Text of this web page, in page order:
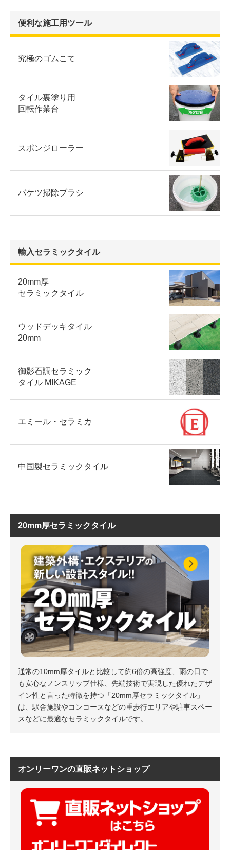
便利な施工用ツール
究極のゴムこて
タイル裏塗り用
回転作業台
スポンジローラー
バケツ掃除ブラシ
輸入セラミックタイル
20mm厚
セラミックタイル
ウッドデッキタイル
20mm
御影石調セラミック
タイル MIKAGE
エミール・セラミカ
中国製セラミックタイル
20mm厚セラミックタイル
通常の10mm厚タイルと比較して約6倍の高強度、雨の日で
も安心なノンスリップ仕様、先端技術で実現した優れたデザ
イン性と言った特徴を持つ「20mm厚セラミックタイル」
は、駅舎施設やコンコースなどの重歩行エリアや駐車スペー
スなどに最適なセラミックタイルです。
オンリーワンの直販ネットショップ